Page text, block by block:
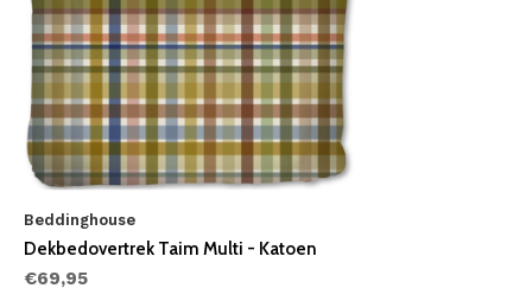
Beddinghouse
Dekbedovertrek Taim Multi - Katoen
€69,95